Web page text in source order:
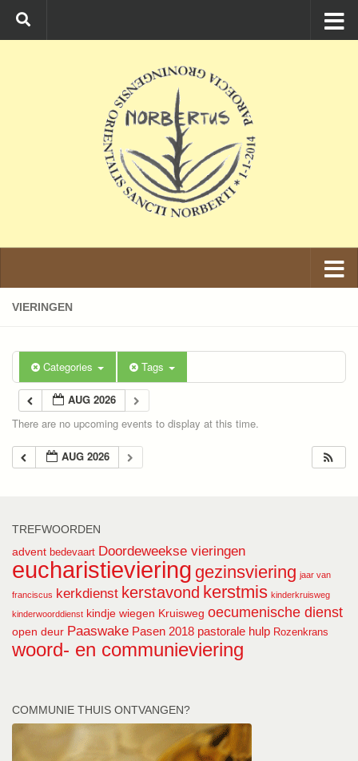
Ga naar de inhoud
VIERINGEN
Categories Tags
AUG 2026
There are no upcoming events to display at this time.
AUG 2026
TREFWOORDEN
advent bedevaart Doordeweekse vieringen
eucharistieviering gezinsviering jaar van
franciscus kerkdienst kerstavond kerstmis kinderkruisweg
kinderwoorddienst kindje wiegen Kruisweg oecumenische dienst
open deur Paaswake Pasen 2018 pastorale hulp Rozenkrans
woord- en communieviering
COMMUNIE THUIS ONTVANGEN?